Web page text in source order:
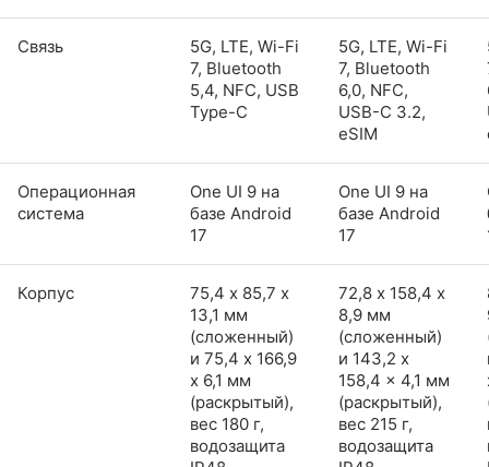
Связь
5G, LTE, Wi-Fi
7, Bluetooth
5,4, NFC, USB
Type-C
5G, LTE, Wi-Fi
7, Bluetooth
6,0, NFC,
USB-C 3.2,
eSIM
Операционная
система
One UI 9 на
базе Android
17
One UI 9 на
базе Android
17
Корпус
75,4 х 85,7 х
13,1 мм
(сложенный)
и 75,4 x 166,9
x 6,1 мм
(раскрытый),
вес 180 г,
водозащита
72,8 х 158,4 х
8,9 мм
(сложенный)
и 143,2 x
158,4 x 4,1 мм
(раскрытый),
вес 215 г,
водозащита